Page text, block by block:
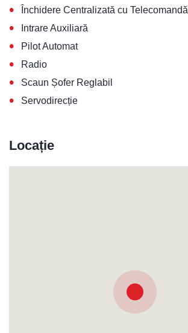
• Închidere Centralizată cu Telecomandă
• Intrare Auxiliară
• Pilot Automat
• Radio
• Scaun Șofer Reglabil
• Servodirecție
Locație